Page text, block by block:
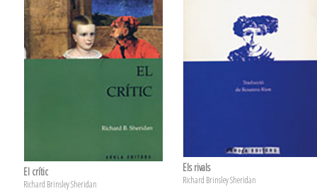
El crític
Richard Brinsley Sheridan
Els rivals
Richard Brinsley Sheridan